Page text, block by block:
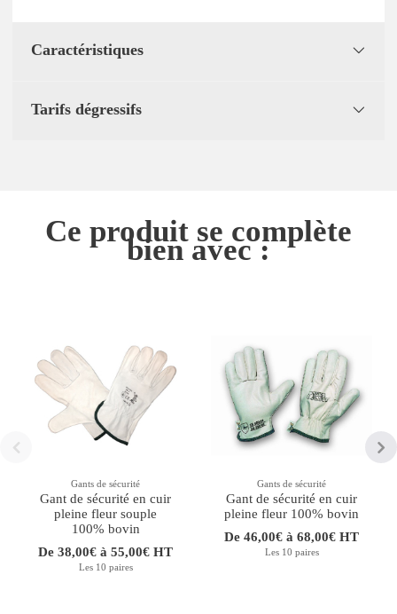
Caractéristiques
Tarifs dégressifs
Ce produit se complète
bien avec :
Gants de sécurité
Gant de sécurité en cuir
pleine fleur souple
100% bovin
De 38,00€ à 55,00€ HT
Les 10 paires
Gants de sécurité
Gant de sécurité en cuir
pleine fleur 100% bovin
De 46,00€ à 68,00€ HT
Les 10 paires